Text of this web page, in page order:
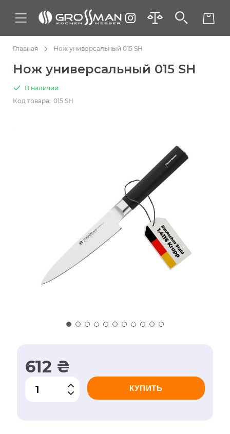
Главная Нож универсальный 015 SH
Нож универсальный 015 SH
В наличии
Код товара: 015 SH
612 ₴
КУПИТЬ